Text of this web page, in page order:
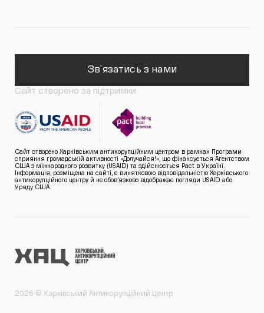
Зв'язатись з нами
Сайт створено за підтримки
Сайт створено Харківським антикорупційним центром в рамках Програми
сприяння громадській активності «Долучайся!», що фінансується Агентством
США з міжнародного розвитку (USAID) та здійснюється Pact в Україні.
Інформація, розміщена на сайті, є винятковою відповідальністю Харківського
антикорупційного центру й не обов’язково відображає погляди USAID або
Уряду США.
2026 © Харківський Антикорупційний Центр